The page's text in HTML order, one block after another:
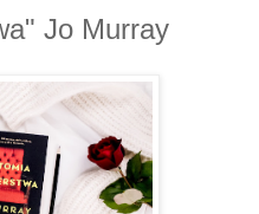
Jo Murray